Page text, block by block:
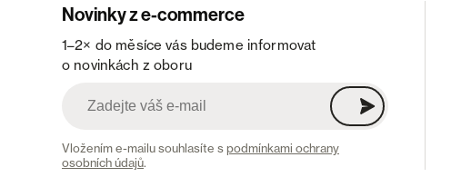
Novinky z e-commerce
1–2× do měsíce vás budeme informovat
o novinkách z oboru
Vložením e-mailu souhlasíte spodmínkami ochrany
osobních údajů.